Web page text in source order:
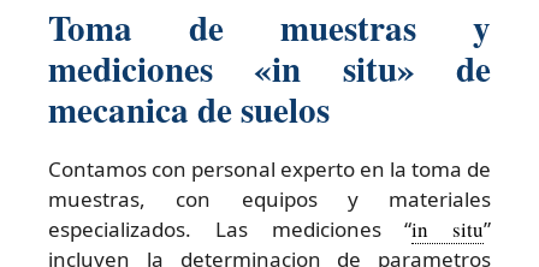
Toma de muestras y
mediciones «in situ» de
mecanica de suelos
Contamos con personal experto en la toma de
muestras, con equipos y materiales
especializados. Las mediciones “in situ”
incluyen la determinacion de parametros